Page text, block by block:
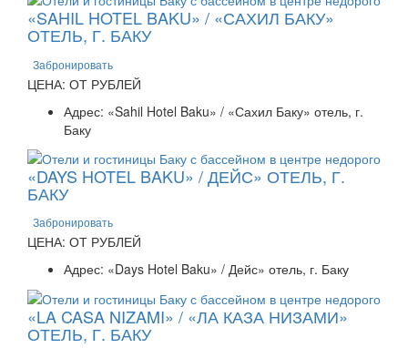
«SAHIL HOTEL BAKU» / «САХИЛ БАКУ»
ОТЕЛЬ, Г. БАКУ
Забронировать
ЦЕНА: ОТ РУБЛЕЙ
Адрес: «Sahil Hotel Baku» / «Сахил Баку» отель, г.
Баку
«DAYS HOTEL BAKU» / ДЕЙС» ОТЕЛЬ, Г.
БАКУ
Забронировать
ЦЕНА: ОТ РУБЛЕЙ
Адрес: «Days Hotel Baku» / Дейс» отель, г. Баку
«LA CASA NIZAMI» / «ЛА КАЗА НИЗАМИ»
ОТЕЛЬ, Г. БАКУ